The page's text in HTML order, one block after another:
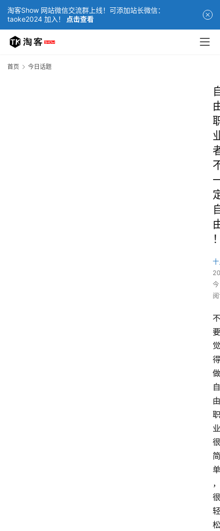
淘客Show 网站微信交流群上线！可添加站长微信：
taoke2024 加入！
点击查看
首页 今日话题
不
要
觉
得
做
自
由
职
业
很
简
单
，
很
轻
松